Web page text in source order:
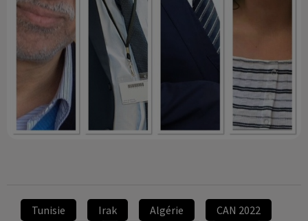
Tunisie Irak Algérie
CAN 2022